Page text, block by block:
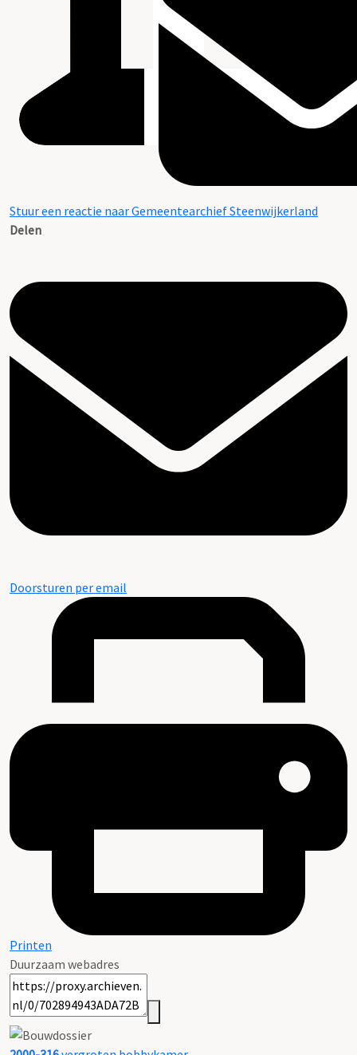
Stuur een reactie naar Gemeentearchief Steenwijkerland
Delen
Doorsturen per email
Printen
Duurzaam webadres